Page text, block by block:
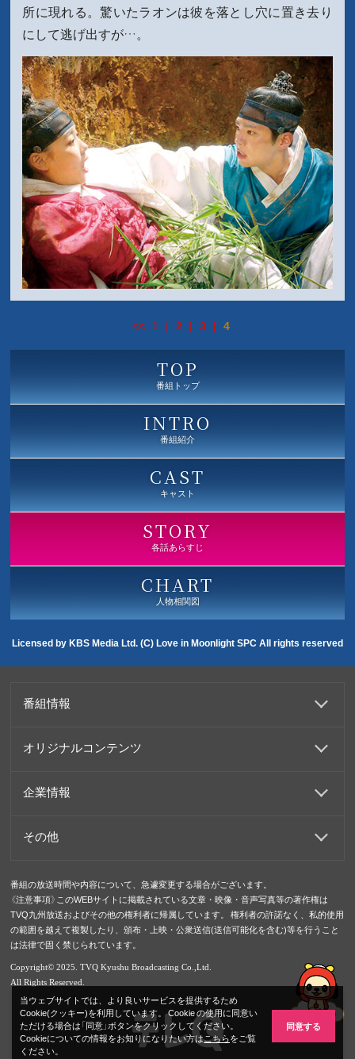
所に現れる。驚いたラオンは彼を落とし穴に置き去り
にして逃げ出すが…。
<< 1 | 2 | 3 | 4
TOP
番組トップ
INTRO
番組紹介
CAST
キャスト
STORY
各話あらすじ
CHART
人物相関図
Licensed by KBS Media Ltd. (C) Love in Moonlight SPC All rights reserved
番組情報
オリジナルコンテンツ
企業情報
その他
番組の放送時間や内容について、急遽変更する場合がございます。
《注意事項》このWEBサイトに掲載されている文章・映像・音声写真等の著作権は
TVQ九州放送およびその他の権利者に帰属しています。 権利者の許諾なく、私的使用
の範囲を越えて複製したり、頒布・上映・公衆送信(送信可能化を含む)等を行うこと
は法律で固く禁じられています。
Copyright© 2025. TVQ Kyushu Broadcasting Co.,Ltd.
All Rights Reserved.
当ウェブサイトでは、より良いサービスを提供するため
Cookie(クッキー)を利用しています。 Cookie の使用に同意い
ただける場合は「同意」ボタンをクリックしてください。
Cookieについての情報をお知りになりたい方はこちらをご覧
ください。
同意する